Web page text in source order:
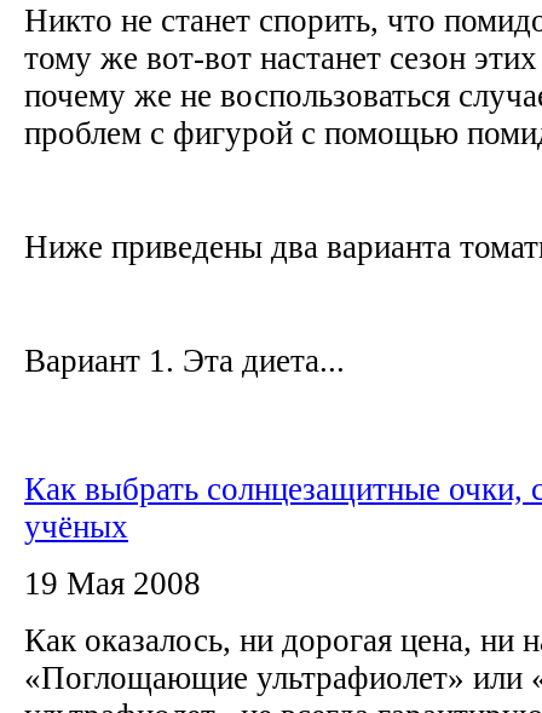
Никто не станет спорить, что
тому же вот-вот настанет сезон
почему же не воспользоваться
проблем с фигурой с помощью
Ниже приведены два варианта
Вариант 1. Эта диета...
Как выбрать солнцезащитные очки,
учёных
19 Мая 2008
Как оказалось, ни дорогая цена, ни
«Поглощающие ультрафиолет» или